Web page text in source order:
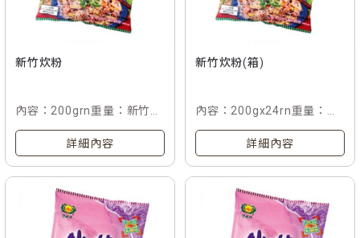
新竹炊粉
內容：200grn重量：新竹炊
粉rn入數：單包rn條碼：
4711304 000653
詳細內容
新竹炊粉(箱)
內容：200gx24rn重量：新
竹炊粉rn入數：24包入/箱
rn條碼：4711304 000653
詳細內容